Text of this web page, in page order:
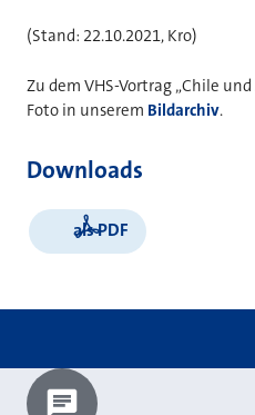
(Stand: 22.10.2021, Kro)
Zu dem VHS-Vortrag „Chile
Foto in unserem Bildarchiv.
Downloads
als PDF